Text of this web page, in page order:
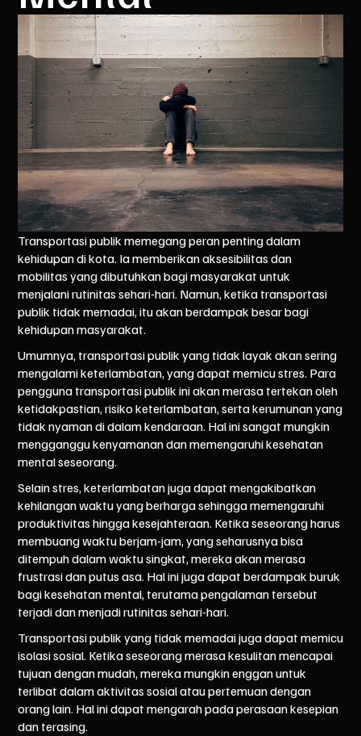
Transportasi publik memegang peran penting dalam
kehidupan di kota. Ia memberikan aksesibilitas dan
mobilitas yang dibutuhkan bagi masyarakat untuk
menjalani rutinitas sehari-hari. Namun, ketika transportasi
publik tidak memadai, itu akan berdampak besar bagi
kehidupan masyarakat.
Umumnya, transportasi publik yang tidak layak akan sering
mengalami keterlambatan, yang dapat memicu stres. Para
pengguna transportasi publik ini akan merasa tertekan oleh
ketidakpastian, risiko keterlambatan, serta kerumunan yang
tidak nyaman di dalam kendaraan. Hal ini sangat mungkin
mengganggu kenyamanan dan memengaruhi kesehatan
mental seseorang.
Selain stres, keterlambatan juga dapat mengakibatkan
kehilangan waktu yang berharga sehingga memengaruhi
produktivitas hingga kesejahteraan. Ketika seseorang harus
membuang waktu berjam-jam, yang seharusnya bisa
ditempuh dalam waktu singkat, mereka akan merasa
frustrasi dan putus asa. Hal ini juga dapat berdampak buruk
bagi kesehatan mental, terutama pengalaman tersebut
terjadi dan menjadi rutinitas sehari-hari.
Transportasi publik yang tidak memadai juga dapat memicu
isolasi sosial. Ketika seseorang merasa kesulitan mencapai
tujuan dengan mudah, mereka mungkin enggan untuk
terlibat dalam aktivitas sosial atau pertemuan dengan
orang lain. Hal ini dapat mengarah pada perasaan kesepian
dan terasing.